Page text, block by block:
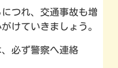
つれ、交通事故も増
けていきましょう。
必ず警察へ連絡